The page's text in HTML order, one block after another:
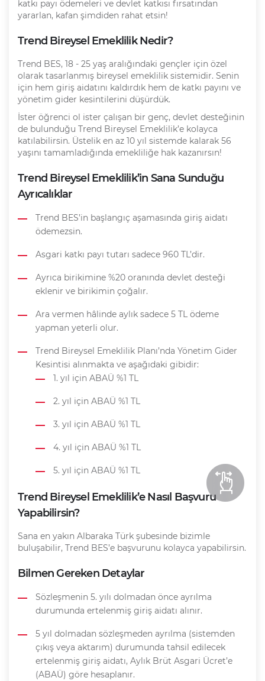
katkı payı ödemeleri ve devlet katkısı fırsatından
yararlan, kafan şimdiden rahat etsin!
Trend Bireysel Emeklilik Nedir?
Trend BES, 18 - 25 yaş aralığındaki gençler için özel
olarak tasarlanmış bireysel emeklilik sistemidir. Senin
için hem giriş aidatını kaldırdık hem de katkı payını ve
yönetim gider kesintilerini düşürdük.
İster öğrenci ol ister çalışan bir genç, devlet desteğinin
de bulunduğu Trend Bireysel Emeklilik’e kolayca
katılabilirsin. Üstelik en az 10 yıl sistemde kalarak 56
yaşını tamamladığında emekliliğe hak kazanırsın!
Trend Bireysel Emeklilik’in Sana Sunduğu
Ayrıcalıklar
Trend BES’in başlangıç aşamasında giriş aidatı
ödemezsin.
Asgari katkı payı tutarı sadece 960 TL’dir.
Ayrıca birikimine %20 oranında devlet desteği
eklenir ve birikimin çoğalır.
Ara vermen hâlinde aylık sadece 5 TL ödeme
yapman yeterli olur.
Trend Bireysel Emeklilik Planı’nda Yönetim Gider
Kesintisi alınmakta ve aşağıdaki gibidir:
1. yıl için ABAÜ %1 TL
2. yıl için ABAÜ %1 TL
3. yıl için ABAÜ %1 TL
4. yıl için ABAÜ %1 TL
5. yıl için ABAÜ %1 TL
Trend Bireysel Emeklilik’e Nasıl Başvuru
Yapabilirsin?
Sana en yakın Albaraka Türk şubesinde bizimle
buluşabilir, Trend BES’e başvurunu kolayca yapabilirsin.
Bilmen Gereken Detaylar
Sözleşmenin 5. yılı dolmadan önce ayrılma
durumunda ertelenmiş giriş aidatı alınır.
5 yıl dolmadan sözleşmeden ayrılma (sistemden
çıkış veya aktarım) durumunda tahsil edilecek
ertelenmiş giriş aidatı, Aylık Brüt Asgari Ücret’e
(ABAÜ) göre hesaplanır.